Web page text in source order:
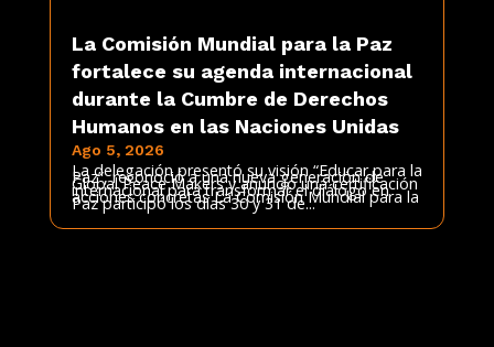
La Comisión Mundial para la Paz
fortalece su agenda internacional
durante la Cumbre de Derechos
Humanos en las Naciones Unidas
Ago 5, 2026
La delegación presentó su visión “Educar para la
Paz”, reconoció a una nueva generación de
Global Peace Makers y anunció una certificación
internacional para transformar el diálogo en
acciones concretas La Comisión Mundial para la
Paz participó los días 30 y 31 de...